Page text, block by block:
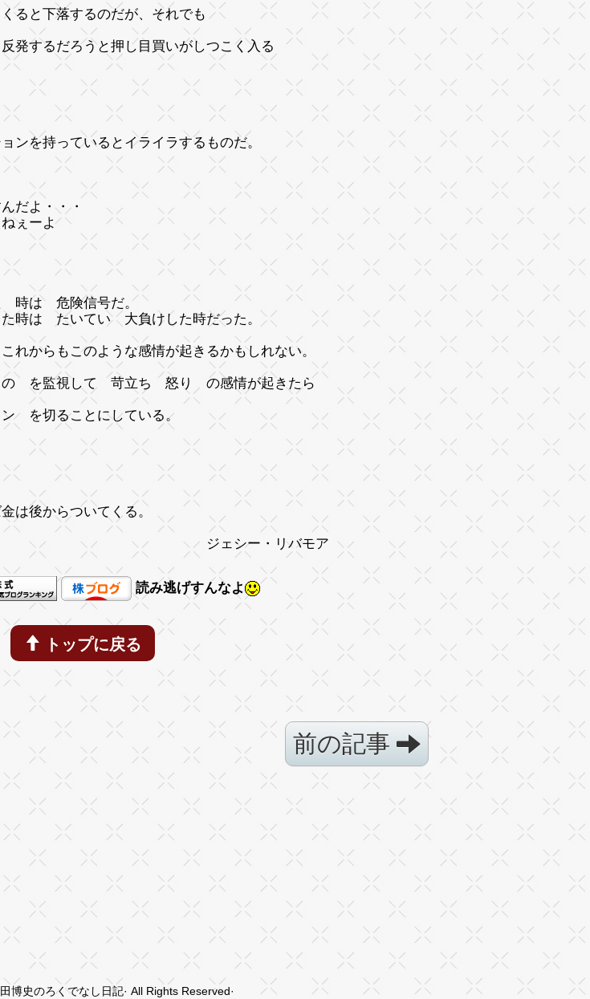
ると下落するのだが、それでも
発するだろうと押し目買いがしつこく入る
ンを持っているとイライラするものだ。
んだよ・・・
ぇーよ
時は 危険信号だ。
時は たいてい 大負けした時だった。
れからもこのような感情が起きるかもしれない。
の を監視して 苛立ち 怒り の感情が起きたら
を切ることにしている。
は後からついてくる。
・リバモア
読み逃げすんなよ
トップに戻る
前の記事
博史のろくでなし日記· All Rights Reserved·